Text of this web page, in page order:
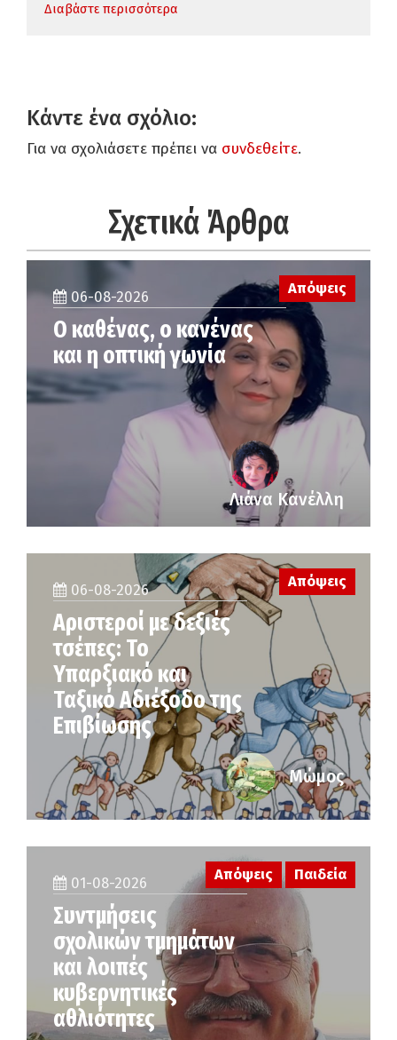
Διαβάστε περισσότερα
Κάντε ένα σχόλιο:
Για να σχολιάσετε πρέπει να συνδεθείτε.
Σχετικά Άρθρα
Απόψεις
06-08-2026
Ο καθένας, ο κανένας
και η οπτική γωνία
Λιάνα Κανέλλη
06-08-2026
Αριστεροί με δεξιές
τσέπες: Το
Υπαρξιακό και
Ταξικό Αδιέξοδο της
Επιβίωσης
Απόψεις
Μώμος
01-08-2026
Συντμήσεις
σχολικών τμημάτων
και λοιπές
κυβερνητικές
αθλιότητες
Απόψεις Παιδεία